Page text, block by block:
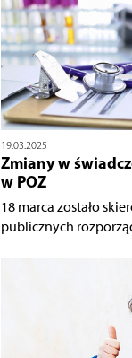
19.03.2025
Zmiany w
w POZ
18 marca zostało
publicznych